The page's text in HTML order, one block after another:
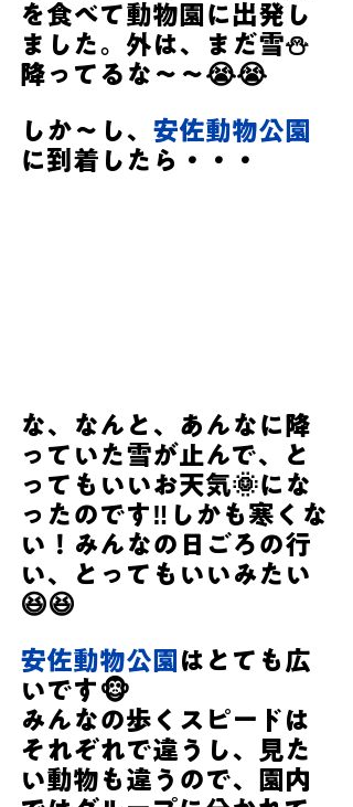
を食べて動物園に出発し
ました。外は、まだ雪⛄
降ってるな～～😭😭
しか～し、 安佐動物公園
に到着したら・・・
な、なんと、あんなに降
っていた雪が止んで、と
ってもいいお天気🌞にな
ったのです‼しかも寒くな
い！みんなの日ごろの行
い、とってもいいみたい
😆😆
安佐動物公園 はとても広
いです🐵
みんなの歩くスピードは
それぞれで違うし、見た
い動物も違うので、園内